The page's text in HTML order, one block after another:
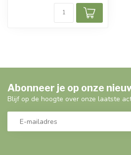
Abonneer je op onze
Blijf op de hoogte over onze laatste